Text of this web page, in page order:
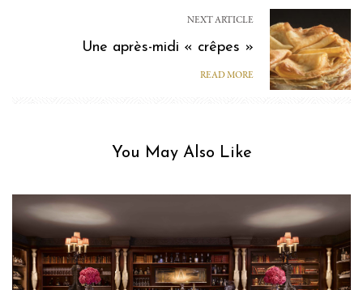
NEXT ARTICLE
Une après-midi « crêpes »
READ MORE
You May Also Like